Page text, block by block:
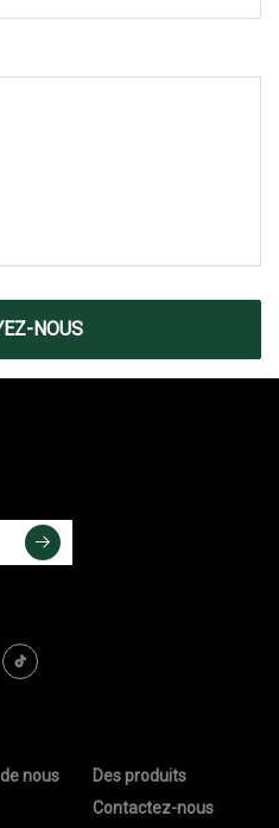
NOUS
nous
Des produits
Contactez-nous